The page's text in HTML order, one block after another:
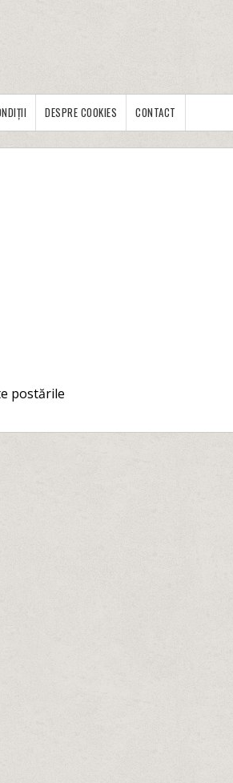
DESPRE COOKIES CONTACT
postările